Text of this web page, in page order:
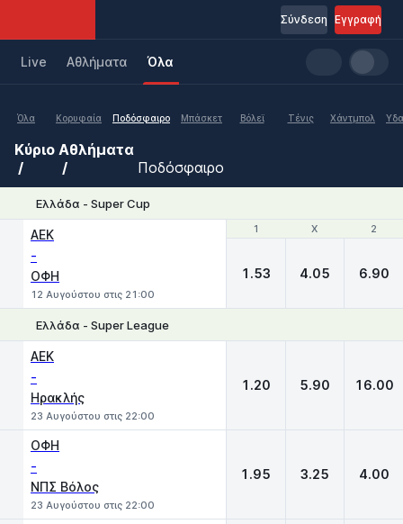
Εγγραφή
Σύνδεση
Live Aθλήματα Όλα
Όλα Κορυφαία Ποδόσφαιρο Μπάσκετ Βόλεϊ Τένις Χάντμπολ
Κύριο Αθλήματα
Ποδόσφαιρο
Ελλάδα - Super Cup
1 X 2
ΑΕΚ
-
ΟΦΗ
12 Αυγούστου στις 21:00
1 X 2
1.53 4.05 6.90
Ελλάδα - Super League
ΑΕΚ
-
Ηρακλής
23 Αυγούστου στις 22:00
1.20 5.90 16.00
ΟΦΗ
-
ΝΠΣ Βόλος
23 Αυγούστου στις 22:00
1.95 3.25 4.00